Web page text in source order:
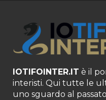
IOTIFOINTER.IT è il
interisti. Qui tutte le
uno sguardo al